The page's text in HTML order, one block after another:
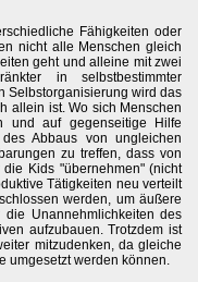
Fähigkeiten oder
nicht alle Menschen gleich
geht und alleine mit zwei
in selbstbestimmter
Selbstorganisierung wird das
allein ist. Wo sich Menschen
und auf gegenseitige Hilfe
Abbaus von ungleichen
zu treffen, dass von
Kids "übernehmen" (nicht
Tätigkeiten neu verteilt
werden, um äußere
Unannehmlichkeiten des
aufzubauen. Trotzdem ist
mitzudenken, da gleiche
umgesetzt werden können.